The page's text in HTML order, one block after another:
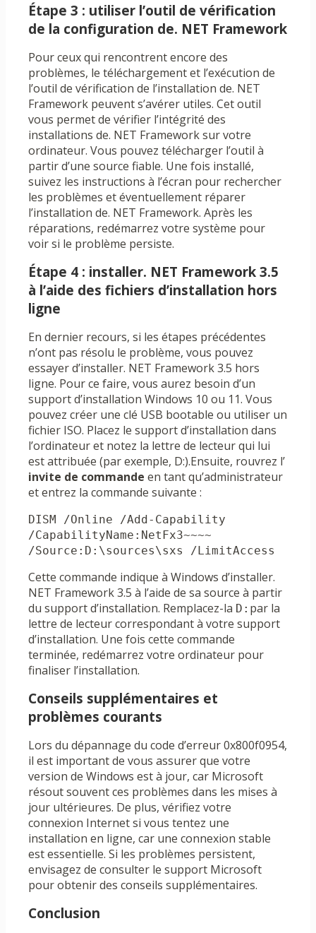
Étape 3 : utiliser l’outil de vérification
de la configuration de. NET Framework
Pour ceux qui rencontrent encore des
problèmes, le téléchargement et l’exécution de
l’outil de vérification de l’installation de. NET
Framework peuvent s’avérer utiles. Cet outil
vous permet de vérifier l’intégrité des
installations de. NET Framework sur votre
ordinateur. Vous pouvez télécharger l’outil à
partir d’une source fiable. Une fois installé,
suivez les instructions à l’écran pour rechercher
les problèmes et éventuellement réparer
l’installation de. NET Framework. Après les
réparations, redémarrez votre système pour
voir si le problème persiste.
Étape 4 : installer. NET Framework 3.5
à l’aide des fichiers d’installation hors
ligne
En dernier recours, si les étapes précédentes
n’ont pas résolu le problème, vous pouvez
essayer d’installer. NET Framework 3.5 hors
ligne. Pour ce faire, vous aurez besoin d’un
support d’installation Windows 10 ou 11. Vous
pouvez créer une clé USB bootable ou utiliser un
fichier ISO. Placez le support d’installation dans
l’ordinateur et notez la lettre de lecteur qui lui
est attribuée (par exemple, D:).Ensuite, rouvrez l’
invite de commande en tant qu’administrateur
et entrez la commande suivante :
DISM /Online /Add-Capability
/CapabilityName:NetFx3~~~~
/Source:D:\sources\sxs /LimitAccess
Cette commande indique à Windows d’installer.
NET Framework 3.5 à l’aide de sa source à partir
du support d’installation. Remplacez-la D: par la
lettre de lecteur correspondant à votre support
d’installation. Une fois cette commande
terminée, redémarrez votre ordinateur pour
finaliser l’installation.
Conseils supplémentaires et
problèmes courants
Lors du dépannage du code d’erreur 0x800f0954,
il est important de vous assurer que votre
version de Windows est à jour, car Microsoft
résout souvent ces problèmes dans les mises à
jour ultérieures. De plus, vérifiez votre
connexion Internet si vous tentez une
installation en ligne, car une connexion stable
est essentielle. Si les problèmes persistent,
envisagez de consulter le support Microsoft
pour obtenir des conseils supplémentaires.
Conclusion